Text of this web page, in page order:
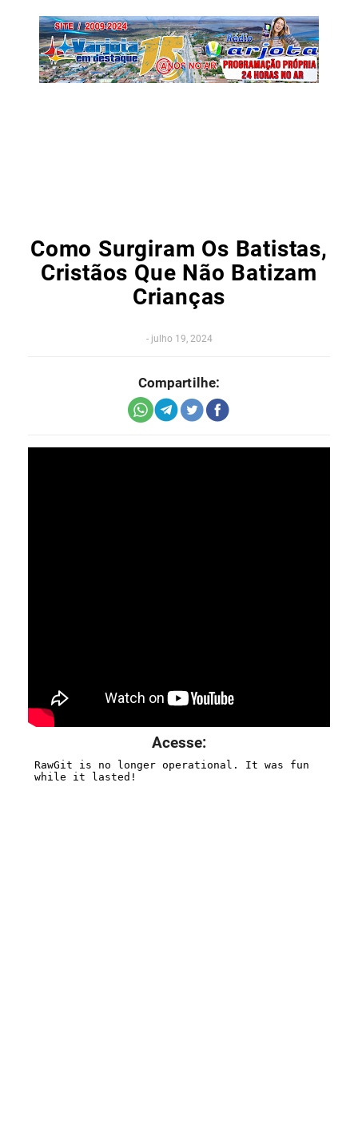
Como Surgiram Os Batistas,
Cristãos Que Não Batizam
Crianças
- julho 19, 2024
Compartilhe:
Acesse: